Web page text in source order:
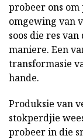
probeer ons
omgewing van
soos die res
maniere. Een
transformasie
hande.
Produksie van
stokperdjie
probeer in die